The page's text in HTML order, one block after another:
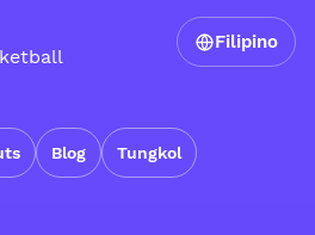
Blog Tungkol
Filipino